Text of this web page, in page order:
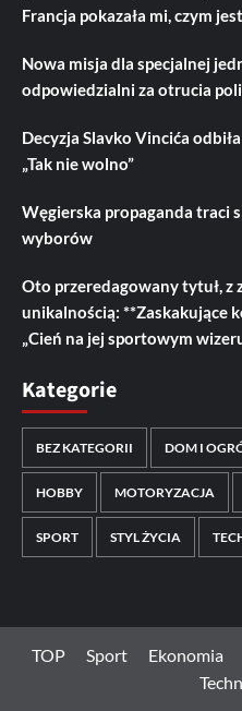
Francja pokazała mi, czym
Nowa misja dla specjalnej
odpowiedzialni za otrucia
Decyzja Slavko Vincića
„Tak nie wolno”
Węgierska propaganda traci
wyborów
Oto przeredagowany tytuł, z
unikalnością: **Zaskakujące
„Cień na jej sportowym
Kategorie
BEZ KATEGORII DOM I
HOBBY MOTORYZACJA
SPORT STYL ŻYCIA
TOP Sport Ekonomia